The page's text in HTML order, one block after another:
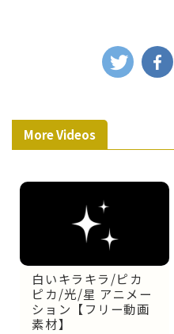
More Videos
白いキラキラ/ピカ
ピカ/光/星 アニメー
ション【フリー動画
素材】